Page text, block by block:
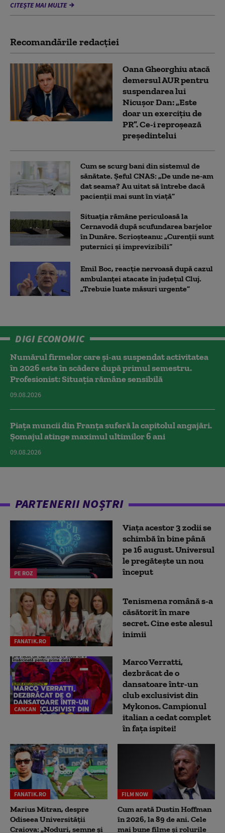
CITEȘTE MAI MULTE
Recomandările redacţiei
Oana Gheorghiu atacă
demersul AUR pentru
suspendarea lui
Nicușor Dan: „Este
doar un exercițiu de
PR”. Ce-i reproșează
președintelui
Cum se scurg bani din sistemul de
sănătate. Șeful CNAS: „De unde ne-am
dat seama? Au uitat să întrebe dacă
pacienții mai sunt în viață”
Situația rămâne periculoasă la
Cernavodă după scufundarea barjelor
în Dunăre. Scrioșteanu: „Curenții sunt
puternici și imprevizibili”
Emil Boc, reacție nervoasă după cazul
ambulanței atacate în județul Cluj.
„Trebuie luate măsuri urgente”
DIGI ECONOMIC
Numărul firmelor care și-au suspendat activitatea
în 2026 este în scădere după primul semestru.
Profesionist: Situația rămâne sensibilă
09.08.2026
Piața muncii din Franța suferă la capitolul angajări.
Șomajul atinge maximul ultimilor 6 ani
09.08.2026
PARTENERII NOȘTRI
PE ROZ
Viața acestor 3 zodii se
schimbă în bine până
pe 16 august. Universul
le pregătește un nou
început
FANATIK.RO
Tenismena română s-a
căsătorit în mare
secret. Cine este alesul
inimii
CANCAN
Marco Verratti,
dezbrăcat de o
dansatoare într-un
club exclusivist din
Mykonos. Campionul
italian a cedat complet
în fața ispitei!
FANATIK.RO
Marius Mitran, despre
Odiseea Universității
Craiova: „Noduri, semne și
FILM NOW
Cum arată Dustin Hoffman
în 2026, la 89 de ani. Cele
mai bune filme și rolurile